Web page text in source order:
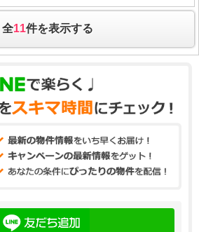
全11件を表示する